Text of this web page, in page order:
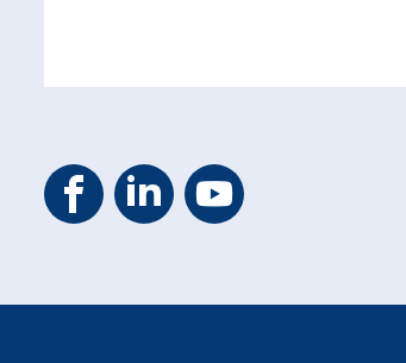
Geveke Facebook
Footer.SocialMedia.Icon.LinkedIn
Geveke YouTube